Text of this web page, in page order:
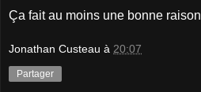
Ça fait au moins une bonne
Jonathan Custeau à 20:07
Partager